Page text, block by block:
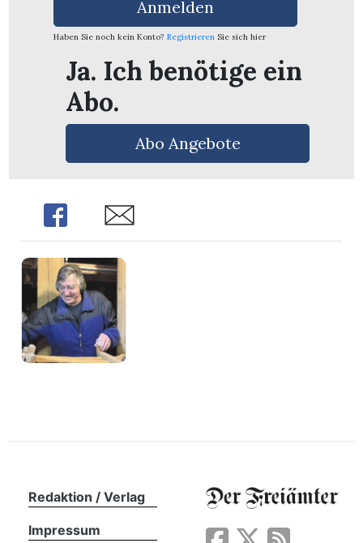
Anmelden
Haben Sie noch kein Konto? Registrieren Sie sich hier
Ja. Ich benötige ein
Abo.
Abo Angebote
Share Share
Redaktion / Verlag
Impressum